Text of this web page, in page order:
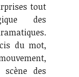
tout
des
du mot,
des